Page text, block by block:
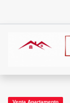
Venta Apartamento